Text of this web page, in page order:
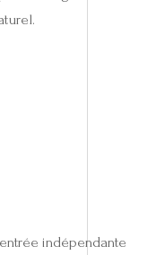
indépendante